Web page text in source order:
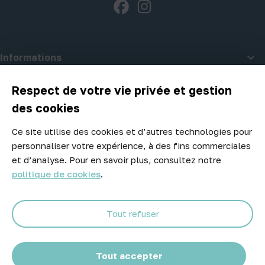
Respect de votre vie privée et gestion
des cookies
Ce site utilise des cookies et d’autres technologies pour
personnaliser votre expérience, à des fins commerciales
et d’analyse. Pour en savoir plus, consultez notre
politique de cookies.
Tout accepter
Tout refuser
Facebook
Informations 
A propos d'Atelier Piscine
Newsletter
Ne manquez aucune opportunité ! Restez informé de nos meilleurs
prix et nouveaux arrivages.
Abonnez-vous